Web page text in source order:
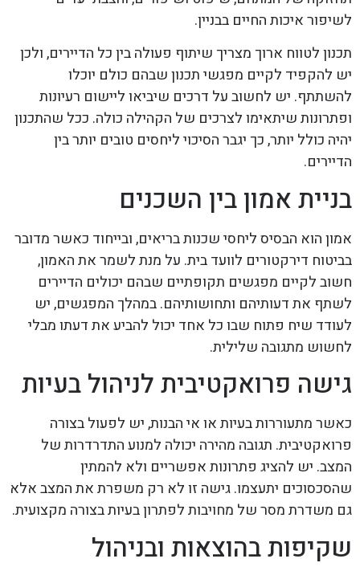
לשיפור איכות החיים בבניין.
תכנון לטווח ארוך מצריך שיתוף פעולה בין כל הדיירים, ולכן
יש להקפיד לקיים מפגשי תכנון שבהם כולם יוכלו
להשתתף. יש לחשוב על דרכים שיביאו ליישום רעיונות
ופתרונות שיתאימו לצרכים של הקהילה כולה. ככל שהתכנון
יהיה כולל יותר, כך יגבר הסיכוי ליחסים טובים יותר בין
הדיירים.
בניית אמון בין השכנים
אמון הוא הבסיס ליחסי שכנות בריאים, ובייחוד כאשר מדובר
בביטוח דירקטורים לוועד בית. על מנת לשמר את האמון,
חשוב לקיים מפגשים תקופתיים שבהם יכולים הדיירים
לשתף את דעותיהם ותחושותיהם. במהלך המפגשים, יש
לעודד שיח פתוח שבו כל אחד יכול להביע את דעתו מבלי
לחשוש מתגובה שלילית.
גישה פרואקטיבית לניהול בעיות
כאשר מתעוררות בעיות או אי הבנות, יש לפעול בצורה
פרואקטיבית. תגובה מהירה יכולה למנוע התדרדרות של
המצב. יש להציג פתרונות אפשריים ולא להמתין
שהסכסוכים יתעצמו. גישה זו לא רק משפרת את המצב אלא
גם משדרת מסר של מחויבות לפתרון בעיות בצורה מקצועית.
שקיפות בהוצאות ובניהול